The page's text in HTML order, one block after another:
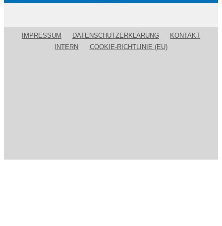
IMPRESSUM DATENSCHUTZERKLÄRUNG
KONTAKT
INTERN
COOKIE-RICHTLINIE (EU)